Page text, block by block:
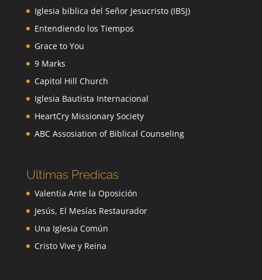
Iglesia biblica del Señor Jesucristo (IBSJ)
Entendiendo los Tiempos
Grace to You
9 Marks
Capitol Hill Church
Iglesia Bautista Internacional
HeartCry Missionary Society
ABC Assosiation of Biblical Counseling
Ultimas Predicas
Valentía Ante la Oposición
Jesús, El Mesías Restaurador
Una Iglesia Común
Cristo Vive y Reina